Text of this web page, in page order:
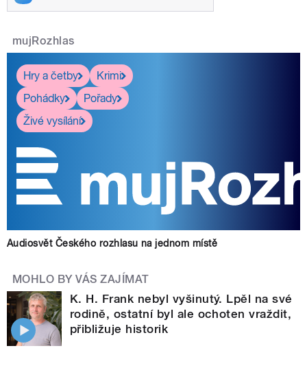
mujRozhlas
Hry a četby
Krimi
Pohádky
Pořady
Živé vysílání
Audiosvět Českého rozhlasu na jednom místě
MOHLO BY VÁS ZAJÍMAT
K. H. Frank nebyl vyšinutý. Lpěl na své
rodině, ostatní byl ale ochoten vraždit,
přibližuje historik